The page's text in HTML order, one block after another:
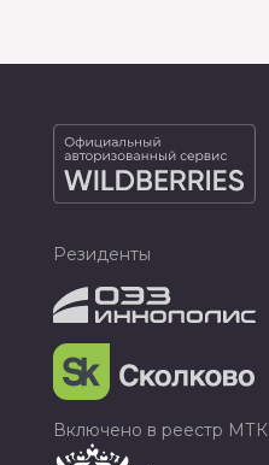
Резиденты
Включено в реестр МТК